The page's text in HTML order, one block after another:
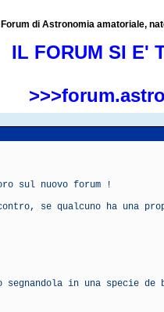
Forum di Astronomia amatoriale,
IL FORUM SI E'
sul nuovo forum !
contro, se qualcuno ha
in una specie de